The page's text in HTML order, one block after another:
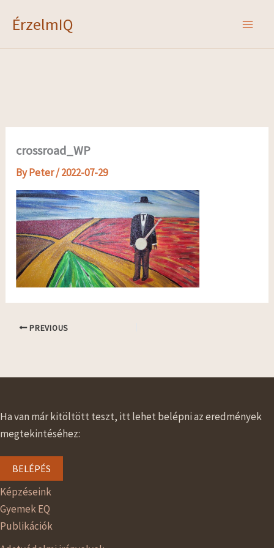
ÉrzelmIQ
crossroad_WP
ByPeter/2022-07-29
PREVIOUS
Ha van már kitöltött teszt, itt lehet belépni az eredmények
megtekintéséhez:
BELÉPÉS
Képzéseink
Gyemek EQ
Publikációk